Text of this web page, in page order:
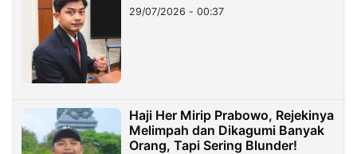
29/07/2026 - 00:37
Haji Her Mirip Prabowo, Rejekinya
Melimpah dan Dikagumi Banyak
Orang, Tapi Sering Blunder!